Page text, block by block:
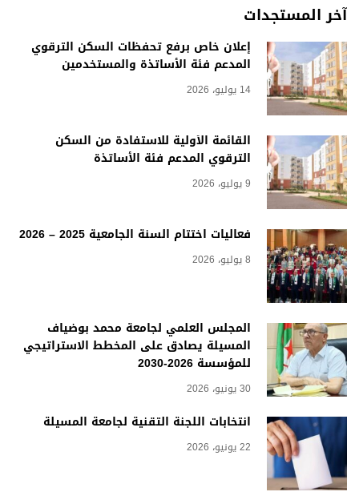
آخر المستجدات
إعلان خاص برفع تحفظات السكن الترقوي
المدعم فئة الأساتذة والمستخدمين
14 يوليو، 2026
القائمة الأولية للاستفادة من السكن
الترقوي المدعم فئة الأساتذة
9 يوليو، 2026
فعاليات اختتام السنة الجامعية 2025 – 2026
8 يوليو، 2026
المجلس العلمي لجامعة محمد بوضياف
المسيلة يصادق على المخطط الاستراتيجي
للمؤسسة 2026-2030
30 يونيو، 2026
انتخابات اللجنة التقنية لجامعة المسيلة
22 يونيو، 2026